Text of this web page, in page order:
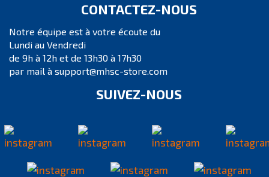
CONTACTEZ-NOUS
Notre équipe est à votre écoute du
Lundi au Vendredi
de 9h à 12h et de 13h30 à 17h30
par mail à support@mhsc-store.com
SUIVEZ-NOUS